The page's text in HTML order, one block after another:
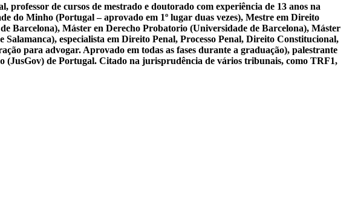
de cursos de mestrado e doutorado com experiência de 13 anos na
do Minho (Portugal – aprovado em 1º lugar duas vezes), Mestre em Direito
Barcelona), Máster en Derecho Probatorio (Universidade de Barcelona), Máster
especialista em Direito Penal, Processo Penal, Direito Constitucional,
para advogar. Aprovado em todas as fases durante a graduação), palestrante
(JusGov) de Portugal. Citado na jurisprudência de vários tribunais, como TRF1,